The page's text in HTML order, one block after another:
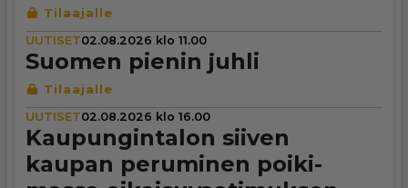
UUTISET02.08.2026 klo 11.00
Suomen pienin juhli
UUTISET02.08.2026 klo 16.00
Kau­pun­gin­ta­lon siiven
kaupan peruminen poi­ki­